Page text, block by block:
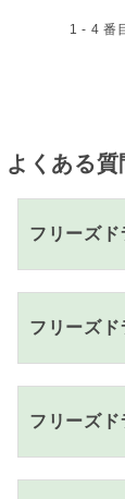
1 - 4 番
よくある質
フリーズド
フリーズド
フリーズド